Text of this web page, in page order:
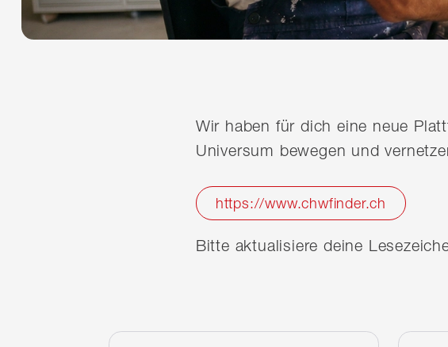
Wir haben für dich eine neue
Universum bewegen und
https://www.chwfinder.ch
Bitte aktualisiere deine